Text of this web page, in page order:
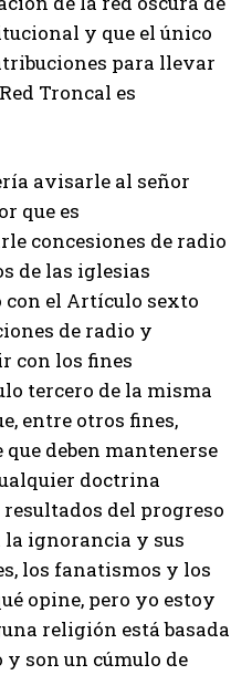
y que el único
para llevar
Troncal es
avisarle al señor
que es
concesiones de radio
de las iglesias
con el Artículo sexto
de radio y
con los fines
tercero de la misma
entre otros fines,
deben mantenerse
doctrina
del progreso
ignorancia y sus
los fanatismos y los
opine, pero yo estoy
religión está basada
son un cúmulo de